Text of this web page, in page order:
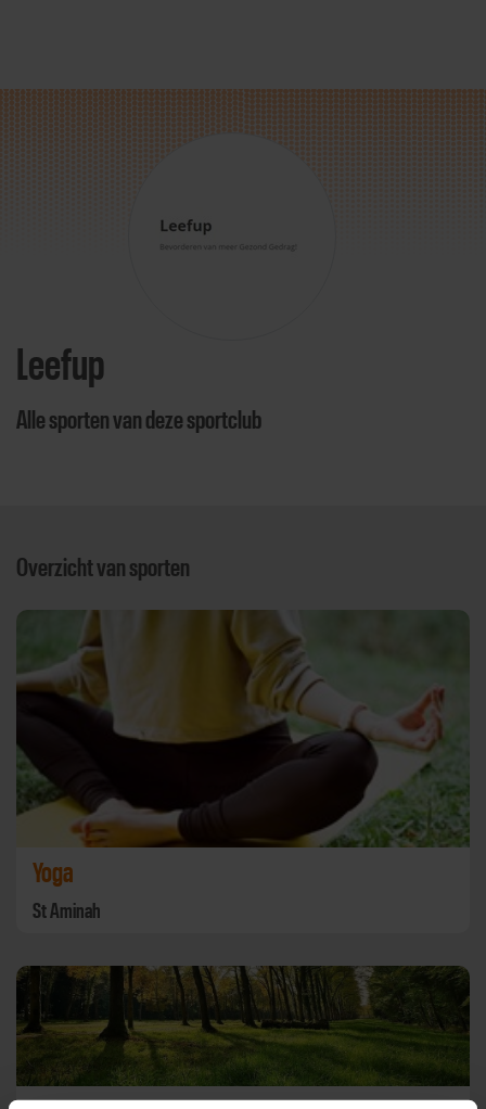
Leefup
Alle sporten van deze sportclub
Overzicht van sporten
Yoga
St Aminah